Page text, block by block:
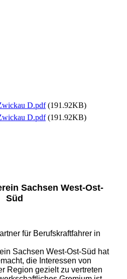
D.pdf(191.92KB)
D.pdf(191.92KB)
Sachsen West-Ost-
Süd
für Berufskraftfahrer in
Sachsen West-Ost-Süd hat
die Interessen von
Region gezielt zu vertreten